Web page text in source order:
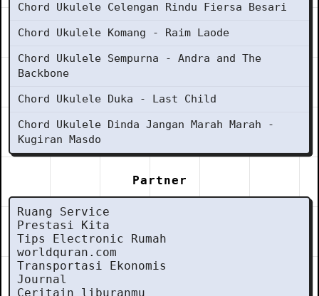
Chord Ukulele Celengan Rindu Fiersa Besari
Chord Ukulele Komang - Raim Laode
Chord Ukulele Sempurna - Andra and The
Backbone
Chord Ukulele Duka - Last Child
Chord Ukulele Dinda Jangan Marah Marah -
Kugiran Masdo
Partner
Ruang Service
Prestasi Kita
Tips Electronic Rumah
worldquran.com
Transportasi Ekonomis
Journal
Ceritain liburanmu